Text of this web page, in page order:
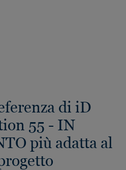
di iD
55 - IN
più adatta al